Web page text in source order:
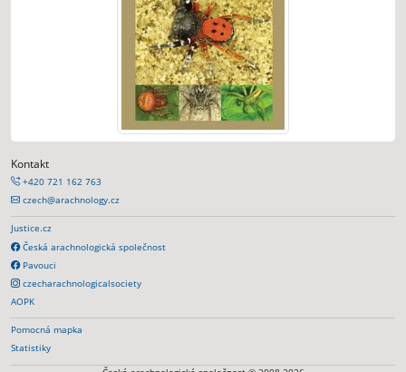
Kontakt
+420 721 162 763
czech@arachnology.cz
Justice.cz
Česká arachnologická společnost
Pavouci
czecharachnologicalsociety
AOPK
Pomocná mapka
Statistiky